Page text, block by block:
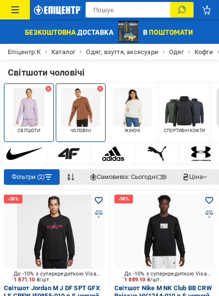
Епіцентр К Каталог Одяг, взуття, аксесуари Одяг Кофти
Світшоти чоловічі
СВІТШОТИ ЧОЛОВІЧІ ЖІНОЧІ СПОРТИВНІ КОФТИ
Фільтри (2) Самовивіз: Сьогодні Ціна
1 871.10 ₴/шт.
До -10% з суперкредиткою Visa Вигода
Світшот Jordan M J DF SPT GFX
1 889.10 ₴/шт.
До -10% з суперкредиткою Visa Вигода
Світшот Nike M NK Club BB CRW